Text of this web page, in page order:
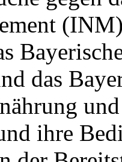
das
ihre